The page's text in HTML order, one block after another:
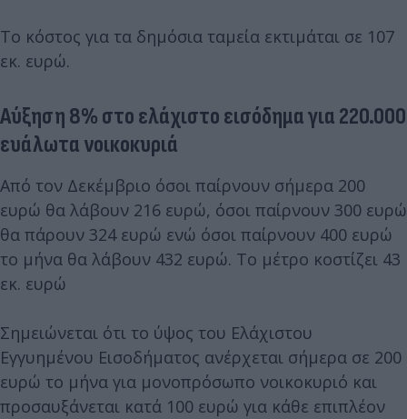
Το κόστος για τα δημόσια ταμεία εκτιμάται σε 107
εκ. ευρώ.
Αύξηση 8% στο ελάχιστο εισόδημα για 220.000
ευάλωτα νοικοκυριά
Από τον Δεκέμβριο όσοι παίρνουν σήμερα 200
ευρώ θα λάβουν 216 ευρώ, όσοι παίρνουν 300 ευρώ
θα πάρουν 324 ευρώ ενώ όσοι παίρνουν 400 ευρώ
το μήνα θα λάβουν 432 ευρώ. Το μέτρο κοστίζει 43
εκ. ευρώ
Σημειώνεται ότι το ύψος του Ελάχιστου
Εγγυημένου Εισοδήματος ανέρχεται σήμερα σε 200
ευρώ το μήνα για μονοπρόσωπο νοικοκυριό και
προσαυξάνεται κατά 100 ευρώ για κάθε επιπλέον